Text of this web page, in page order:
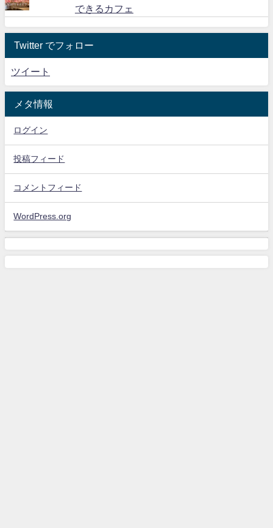
できるカフェ
Twitter でフォロー
ツイート
メタ情報
ログイン
投稿フィード
コメントフィード
WordPress.org